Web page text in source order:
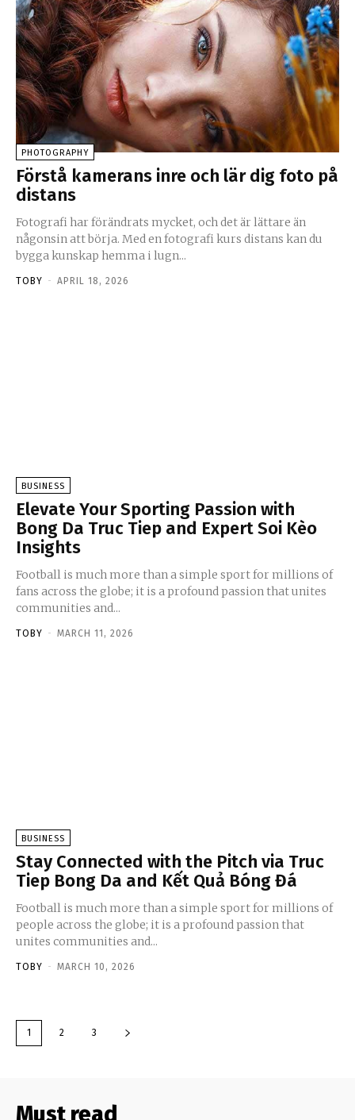
PHOTOGRAPHY
Förstå kamerans inre och lär dig foto på
distans
Fotografi har förändrats mycket, och det är lättare än
någonsin att börja. Med en fotografi kurs distans kan du
bygga kunskap hemma i lugn...
TOBY - APRIL 18, 2026
BUSINESS
Elevate Your Sporting Passion with
Bong Da Truc Tiep and Expert Soi Kèo
Insights
Football is much more than a simple sport for millions of
fans across the globe; it is a profound passion that unites
communities and...
TOBY - MARCH 11, 2026
BUSINESS
Stay Connected with the Pitch via Truc
Tiep Bong Da and Kết Quả Bóng Đá
Football is much more than a simple sport for millions of
people across the globe; it is a profound passion that
unites communities and...
TOBY - MARCH 10, 2026
1 2 3
Must read